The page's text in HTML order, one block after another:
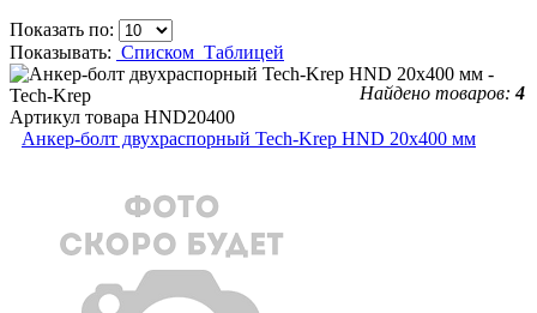
Показать по:
Показывать: Списком Таблицей
Найдено товаров:4
Артикул товара HND20400
Анкер-болт двухраспорный Tech-Krep HND 20х400 мм